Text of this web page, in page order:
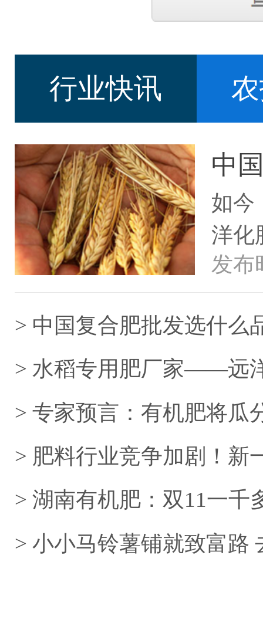
行业快讯
中
如今
洋化
海外
发布
> 中国复合肥批发选什么
> 水稻专用肥厂家——远
> 专家预言：有机肥将瓜
> 肥料行业竞争加剧！新
立足？
> 湖南有机肥：双11一千
> 小小马铃薯铺就致富路